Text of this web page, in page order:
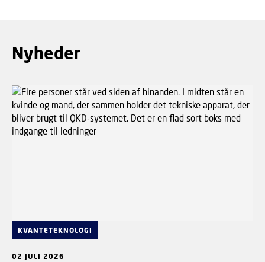
Nyheder
KVANTETEKNOLOGI
02 JULI 2026